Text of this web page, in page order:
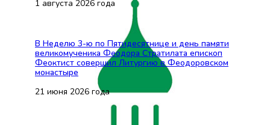
1 августа 2026 года
В Неделю 3-ю по Пятидесятнице и день памяти
великомученика Феодора Стратилата епископ
Феоктист совершил Литургию в Феодоровском
монастыре
21 июня 2026 года